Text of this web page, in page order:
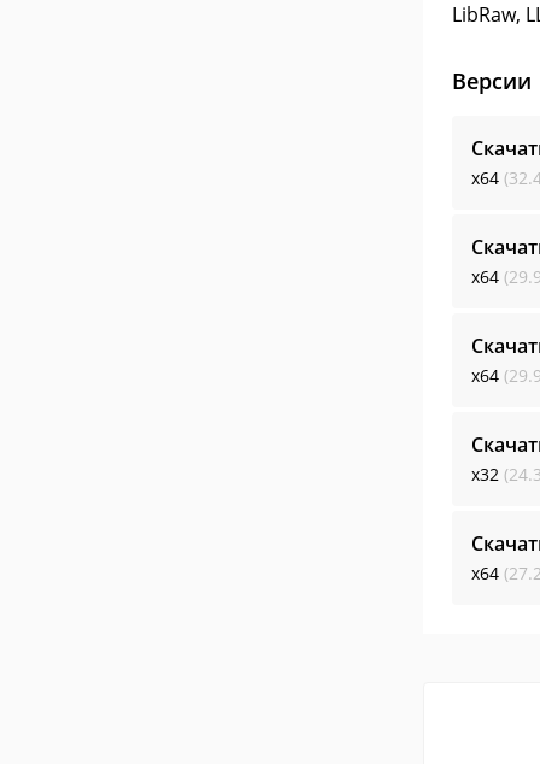
LibRaw,
Версии
x64
x64
x64
x32
x64